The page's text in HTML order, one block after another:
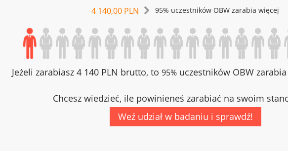
4 140,00 PLN 95% uczestników OBW zarabia więcej
Jeżeli zarabiasz 4 140 PLN brutto, to 95%uczestników OBW
Chcesz wiedzieć, ile powinieneś zarabiać na swoim
Weź udział w badaniu i sprawdź!